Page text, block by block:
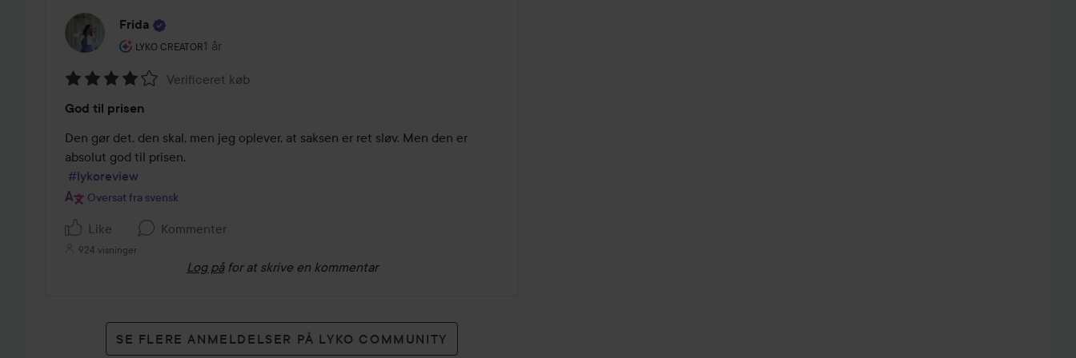
Frida
LYKO CREATOR
Brugerens rolle: Lyko Creator.
1 år
Posten blev oprettet 1 år
4
ud
af
5
Verificeret køb
God til prisen
Den gør det, den skal, men jeg oplever, at saksen er ret sløv. Men den er
absolut god til prisen.
#lykoreview
Oversat fra svensk
Like Kommenter
924 visninger
Log på for at skrive en kommentar
SE FLERE ANMELDELSER PÅ LYKO COMMUNITY